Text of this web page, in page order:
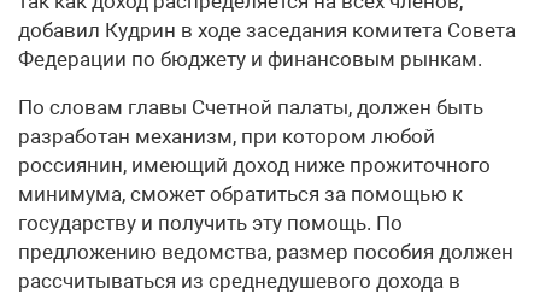
добавил Кудрин в ходе заседания комитета Совета
Федерации по бюджету и финансовым рынкам.
По словам главы Счетной палаты, должен быть
разработан механизм, при котором любой
россиянин, имеющий доход ниже прожиточного
минимума, сможет обратиться за помощью к
государству и получить эту помощь. По
предложению ведомства, размер пособия должен
рассчитываться из среднедушевого дохода в